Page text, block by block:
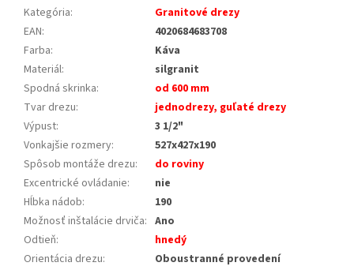
Kategória:
Granitové drezy
EAN:
4020684683708
Farba:
Káva
Materiál:
silgranit
Spodná skrinka:
od 600 mm
Tvar drezu:
jednodrezy, guľaté drezy
Výpust:
3 1/2"
Vonkajšie rozmery:
527x427x190
Spôsob montáže drezu:
do roviny
Excentrické ovládanie:
nie
Hĺbka nádob:
190
Možnosť inštalácie drviča: Ano
Odtieň:
hnedý
Orientácia drezu: Oboustranné provedení